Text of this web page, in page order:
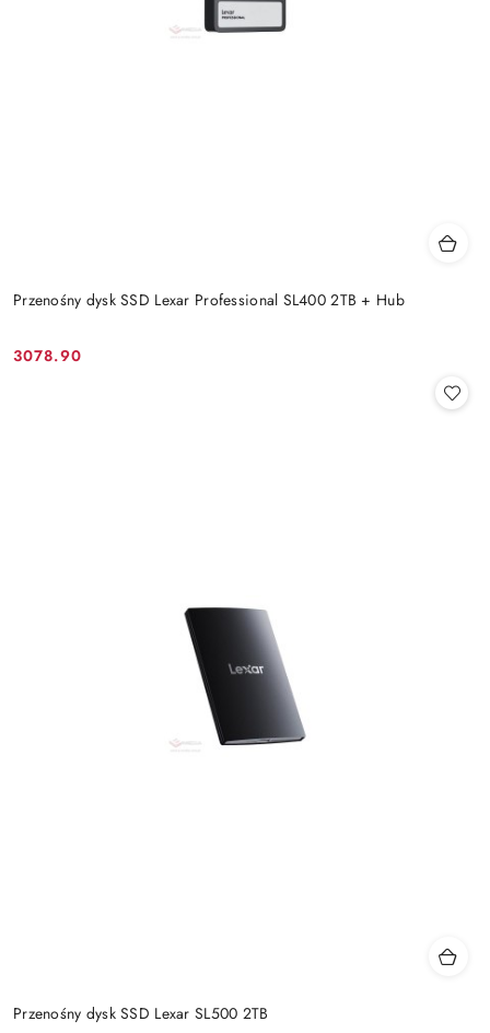
Przenośny dysk SSD Lexar Professional SL400 2TB + Hub
Cena:
3078.90
Przenośny dysk SSD Lexar SL500 2TB